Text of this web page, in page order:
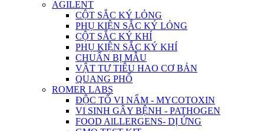
AGILENT
CỘT SẮC KÝ LỎNG
PHỤ KIỆN SẮC KÝ LỎNG
CỘT SẮC KÝ KHÍ
PHỤ KIỆN SẮC KÝ KHÍ
CHUẨN BỊ MẪU
VẬT TƯ TIÊU HAO CƠ BẢN
QUANG PHỔ
ROMER LABS
ĐỘC TỐ VI NẤM - MYCOTOXIN
VI SINH GÂY BỆNH - PATHOGEN
FOOD AlLLERGENS- DỊ ỨNG